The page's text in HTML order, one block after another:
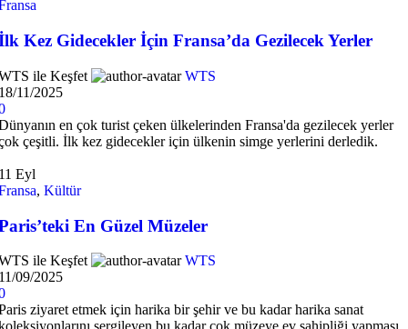
Kez Gidecekler İçin Fransa’da Gezilecek Yerler
ile Keşfet
WTS
11/2025
en çok turist çeken ülkelerinden Fransa'da gezilecek yerler
çeşitli. İlk kez gidecekler için ülkenin simge yerlerini derledik.
Eyl
, Kültür
En Güzel Müzeler
ile Keşfet
WTS
09/2025
ziyaret etmek için harika bir şehir ve bu kadar harika sanat